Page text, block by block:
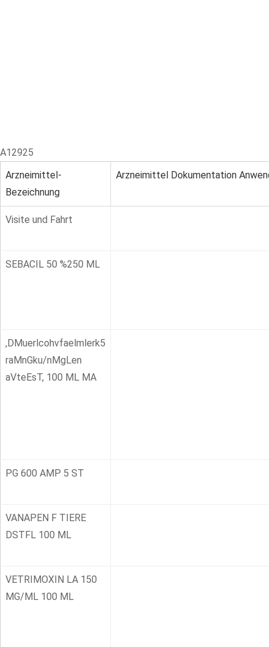
A12925
Arzneimittel-
Bezeichnung
Arzneimittel Dokumentation
Visite und Fahrt
SEBACIL 50 %250 ML
,DMuerlcohvfaelmlerk5
raMnGku/nMgLen
aVteEsT, 100 ML MA
PG 600 AMP 5 ST
VANAPEN F TIERE
DSTFL 100 ML
VETRIMOXIN LA 150
MG/ML 100 ML